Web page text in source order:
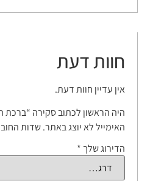
חוות דעת
אין עדיין חוות דעת.
היה הראשון לכתוב סקירה
האימייל לא יוצג באתר.שדות
הדירוג שלך *